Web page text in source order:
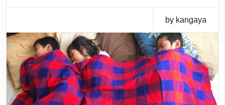
by kangaya